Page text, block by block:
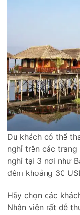
Du khách có thể
nghỉ trên các
nghỉ tại 3 nơi như
đêm khoảng 30
Hãy chọn các
Nhân viên rất dễ